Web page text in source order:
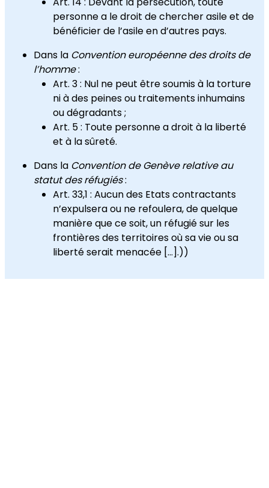
personne a le droit de chercher asile et de
bénéficier de l’asile en d’autres pays.
Dans la Convention européenne des droits de
l’homme:
Art. 3 : Nul ne peut être soumis à la torture
ni à des peines ou traitements inhumains
ou dégradants ;
Art. 5 : Toute personne a droit à la liberté
et à la sûreté.
Dans la Convention de Genève relative au
statut des réfugiés:
Art. 33,1 : Aucun des Etats contractants
n’expulsera ou ne refoulera, de quelque
manière que ce soit, un réfugié sur les
frontières des territoires où sa vie ou sa
liberté serait menacée […].))